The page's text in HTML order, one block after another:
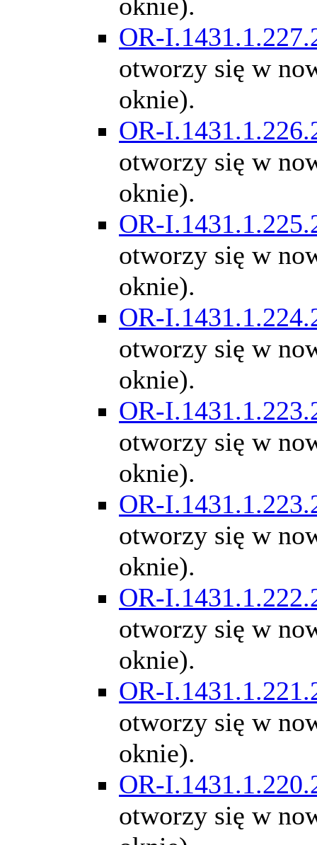
OR-
otworzy się w
oknie).
OR-
otworzy się w
oknie).
OR-
otworzy się w
oknie).
OR-
otworzy się w
oknie).
OR-
otworzy się w
oknie).
OR-
otworzy się w
oknie).
OR-
otworzy się w
oknie).
OR-
otworzy się w
oknie).
OR-
otworzy się w